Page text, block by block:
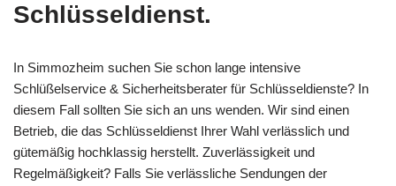
Schlüsseldienst.
In Simmozheim suchen Sie schon lange intensive
Schlüßelservice & Sicherheitsberater für Schlüsseldienste? In
diesem Fall sollten Sie sich an uns wenden. Wir sind einen
Betrieb, die das Schlüsseldienst Ihrer Wahl verlässlich und
gütemäßig hochklassig herstellt. Zuverlässigkeit und
Regelmäßigkeit? Falls Sie verlässliche Sendungen der